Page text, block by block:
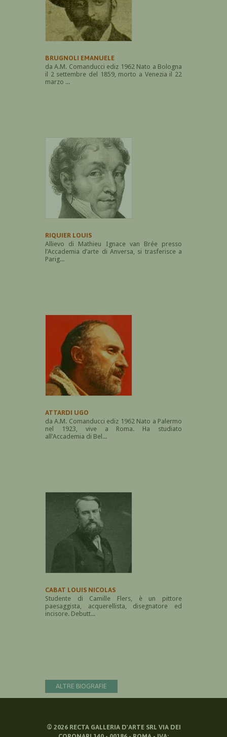
BRUGNOLI EMANUELE
da A.M. Comanducci ediz 1962 Nato a Bologna
il 2 settembre del 1859, morto a Venezia il 22
marzo ...
RIQUIER LOUIS
Allievo di Mathieu Ignace van Brée presso
l’Accademia d’arte di Anversa, si trasferisce a
Parig...
ATTARDI UGO
da A.M. Comanducci ediz 1962 Nato a Palermo
nel 1923, vive a Roma. Ha studiato
all'Accademia di Bel...
CABAT LOUIS NICOLAS
Studente di Camille Flers, è un pittore
paesaggista, acquerellista, disegnatore ed
incisore. Debutt...
ALTRE BIOGRAFIE
© 2026RECTA GALLERIA D'ARTE SRL VIA DEI